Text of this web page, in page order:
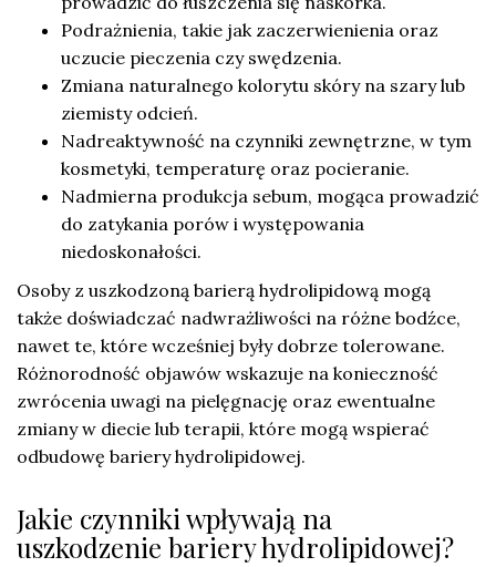
Podrażnienia, takie jak zaczerwienienia oraz
uczucie pieczenia czy swędzenia.
Zmiana naturalnego kolorytu skóry na szary lub
ziemisty odcień.
Nadreaktywność na czynniki zewnętrzne, w tym
kosmetyki, temperaturę oraz pocieranie.
Nadmierna produkcja sebum, mogąca prowadzić
do zatykania porów i występowania
niedoskonałości.
Osoby z uszkodzoną barierą hydrolipidową mogą
także doświadczać nadwrażliwości na różne bodźce,
nawet te, które wcześniej były dobrze tolerowane.
Różnorodność objawów wskazuje na konieczność
zwrócenia uwagi na pielęgnację oraz ewentualne
zmiany w diecie lub terapii, które mogą wspierać
odbudowę bariery hydrolipidowej.
Jakie czynniki wpływają na
uszkodzenie bariery hydrolipidowej?